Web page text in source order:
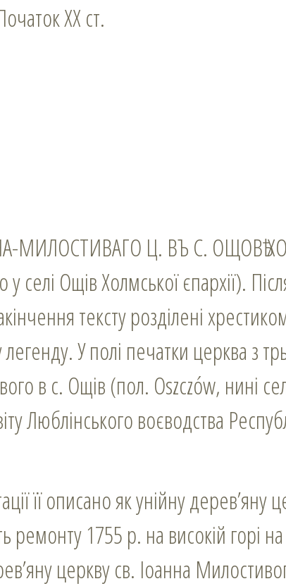
ХХ ст.
МИЛОСТИВАГО Ц. ВЪ С. ОЩОВѢ
селі Ощів Холмської єпархії).
тексту розділені
У полі печатки церква з
в с. Ощів (пол. Oszczów, нині
Люблінського воєводства
її описано як унійну
ремонту 1755 р. на високій горі
церкву св. Іоанна